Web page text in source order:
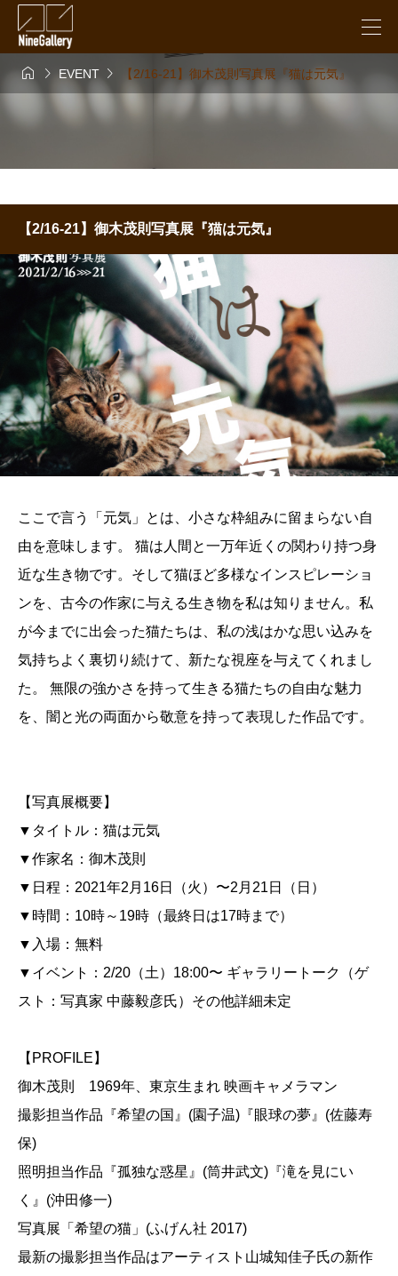
 EVENT  【2/16-21】御木茂則写真展『猫は元気』
【2/16-21】御木茂則写真展『猫は元気』
ここで言う「元気」とは、小さな枠組みに留まらない自
由を意味します。 猫は人間と一万年近くの関わり持つ身
近な生き物です。そして猫ほど多様なインスピレーショ
ンを、古今の作家に与える生き物を私は知りません。私
が今までに出会った猫たちは、私の浅はかな思い込みを
気持ちよく裏切り続けて、新たな視座を与えてくれまし
た。 無限の強かさを持って生きる猫たちの自由な魅力
を、闇と光の両面から敬意を持って表現した作品です。
【写真展概要】
▼タイトル：猫は元気
▼作家名：御木茂則
▼日程：2021年2月16日（火）〜2月21日（日）
▼時間：10時～19時（最終日は17時まで）
▼入場：無料
▼イベント：2/20（土）18:00〜 ギャラリートーク（ゲ
スト：写真家 中藤毅彦氏）その他詳細未定
【PROFILE】
御木茂則 1969年、東京生まれ 映画キャメラマン
撮影担当作品『希望の国』(園子温)『眼球の夢』(佐藤寿
保)
照明担当作品『孤独な惑星』(筒井武文)『滝を見にい
く』(沖田修一)
写真展「希望の猫」(ふげん社 2017)
最新の撮影担当作品はアーティスト山城知佳子氏の新作